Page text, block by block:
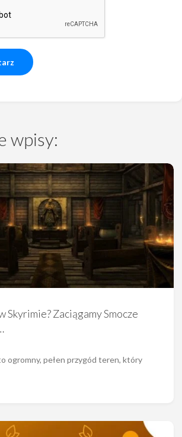
wpisy:
Skyrimie? Zaciągamy Smocze
ogromny, pełen przygód teren, który